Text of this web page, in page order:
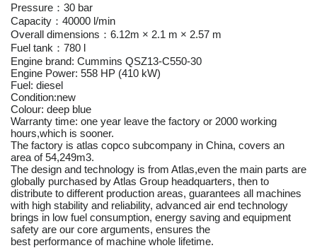
Pressure：30 bar
Capacity：40000 l/min
Overall dimensions：6.12m × 2.1 m × 2.57 m
Fuel tank：780 l
Engine brand: Cummins QSZ13-C550-30
Engine Power: 558 HP (410 kW)
Fuel: diesel
Condition:new
Colour: deep blue
Warranty time: one year leave the factory or 2000 working
hours,which is sooner.
The factory is atlas copco subcompany in China, covers an
area of 54,249m3.
The design and technology is from Atlas,even the main parts are
globally purchased by Atlas Group headquarters, then to
distribute to different production areas, guarantees all machines
with high stability and reliability, advanced air end technology
brings in low fuel consumption, energy saving and equipment
safety are our core arguments, ensures the
best performance of machine whole lifetime.